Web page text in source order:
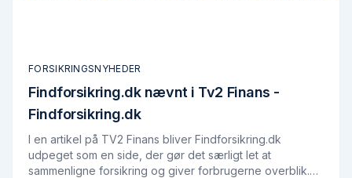
FORSIKRINGSNYHEDER
Findforsikring.dk nævnt i Tv2 Finans -
Findforsikring.dk
I en artikel på TV2 Finans bliver Findforsikring.dk
udpeget som en side, der gør det særligt let at
sammenligne forsikring og giver forbrugerne overblik.